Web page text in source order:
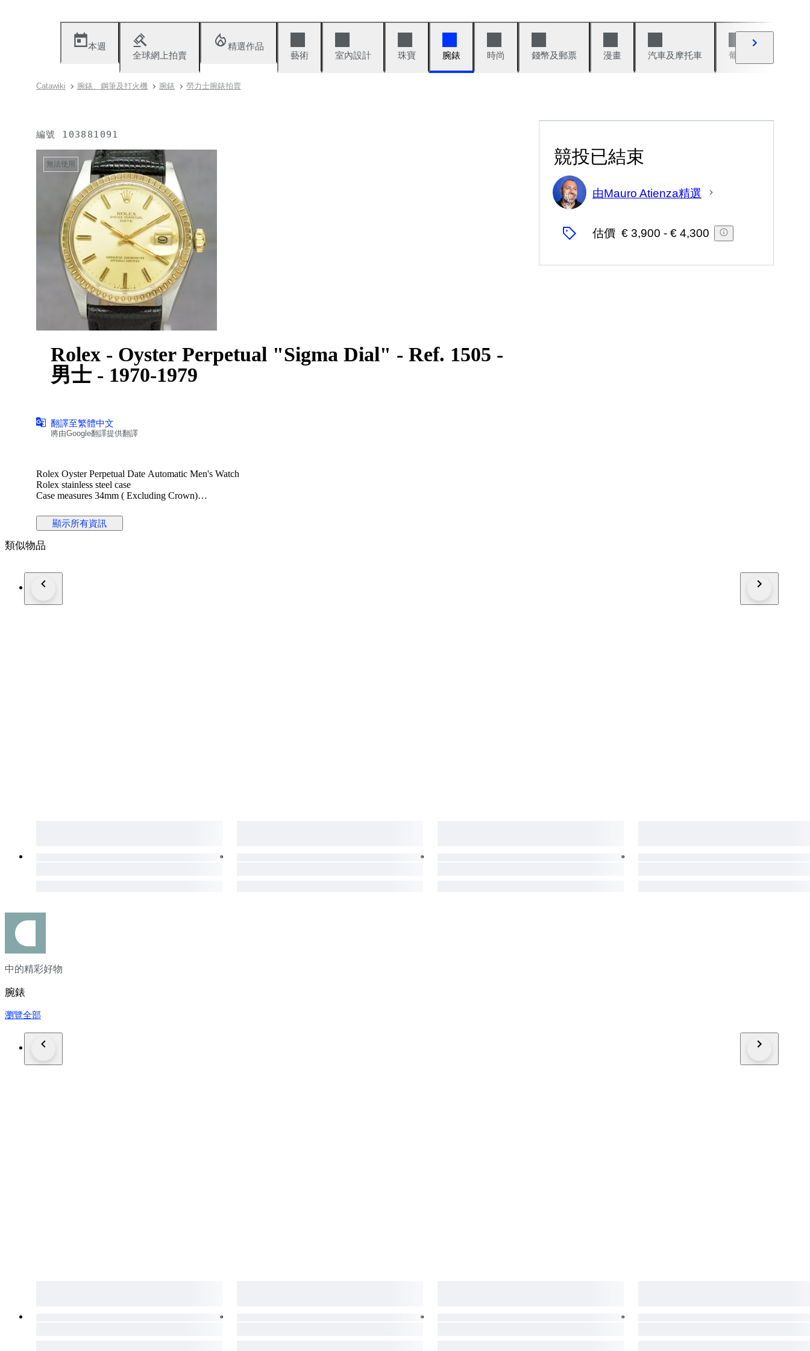
本週
全球網上拍賣
精選作品
藝術
室內設計 珠寶 腕錶 時尚 錢幣及郵票 漫畫 汽車及摩托車 葡萄酒與烈酒
Catawiki 腕錶、鋼筆及打火機 腕錶 勞力士腕錶拍賣
編號 103881091
無法使用
Rolex - Oyster Perpetual "Sigma Dial" - Ref. 1505 -
男士 - 1970-1979
翻譯至繁體中文
將由Google翻譯提供翻譯
Rolex Oyster Perpetual Date Automatic Men's Watch
Rolex stainless steel case
Case measures 34mm ( Excluding Crown)
Rolex Cal. 1570 automatic winding movement
Rolex signed screwdown crown
Non quickset date
Reference number: 1505
Comes with Rolex certificate (Purchased in year 1975)
顯示所有資訊
競投已結束
專
家
由Mauro Atienza精選
估價 € 3,900 - € 4,300
類似物品
中的精彩好物
腕錶
瀏覽全部